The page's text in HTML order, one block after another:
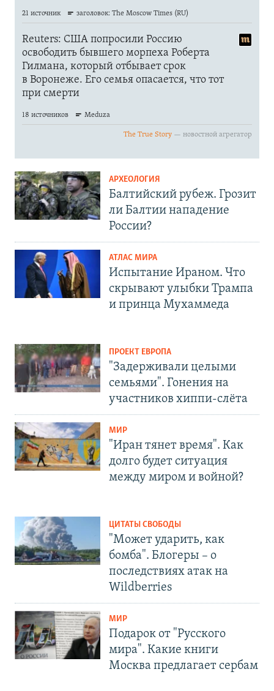
АРХЕОЛОГИЯ
Балтийский рубеж. Грозит
ли Балтии нападение
России?
АТЛАС МИРА
Испытание Ираном. Что
скрывают улыбки Трампа
и принца Мухаммеда
ПРОЕКТ ЕВРОПА
"Задерживали целыми
семьями". Гонения на
участников хиппи-слёта
МИР
"Иран тянет время". Как
долго будет ситуация
между миром и войной?
ЦИТАТЫ СВОБОДЫ
"Может ударить, как
бомба". Блогеры – о
последствиях атак на
Wildberries
МИР
Подарок от "Русского
мира". Какие книги
Москва предлагает сербам